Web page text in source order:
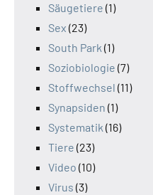
Säugetiere (1)
Sex (23)
South Park (1)
Soziobiologie (7)
Stoffwechsel (11)
Synapsiden (1)
Systematik (16)
Tiere (23)
Video (10)
Virus (3)